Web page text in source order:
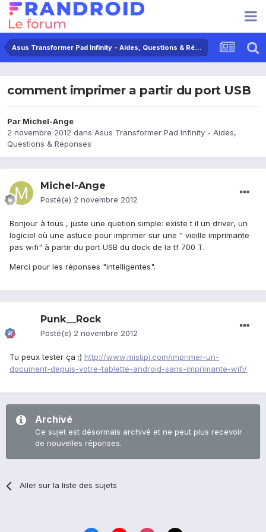
Asus Transformer Pad Infinity - Aides, Questions & Réponses
comment imprimer a partir du port USB
Par Michel-Ange
2 novembre 2012 dans Asus Transformer Pad Infinity - Aides,
Questions & Réponses
Michel-Ange
Posté(e) 2 novembre 2012
Bonjour à tous , juste une quetion simple: existe t il un driver, un
logiciel où une astuce pour imprimer sur une " vieille imprimante
pas wifi" à partir du port USB du dock de la tf 700 T.
Merci pour les réponses "intelligentes".
Punk__Rock
Posté(e) 2 novembre 2012
Tu peux tester ça ;) http://www.mistipi.com/imprimer-un-
document-depuis-votre-tablette-android-sans-imprimante-wifi/
Archivé
Ce sujet est désormais archivé et ne peut plus recevoir
de nouvelles réponses.
Aller sur la liste des sujets